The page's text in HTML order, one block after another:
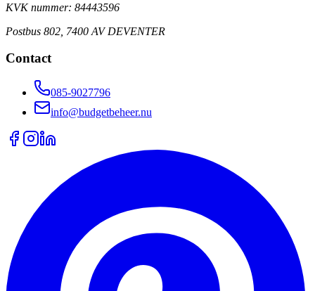
KVK nummer: 84443596
Postbus 802, 7400 AV DEVENTER
Contact
085-9027796
info@budgetbeheer.nu